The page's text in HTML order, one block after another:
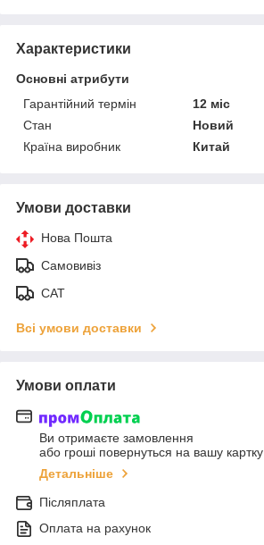
Характеристики
Основні атрибути
Гарантійний термін
12 міс
Стан
Новий
Країна виробник
Китай
Умови доставки
Нова Пошта
Самовивіз
САТ
Всі умови доставки
Умови оплати
Ви отримаєте замовлення
або гроші повернуться на вашу картку
Детальніше
Післяплата
Оплата на рахунок